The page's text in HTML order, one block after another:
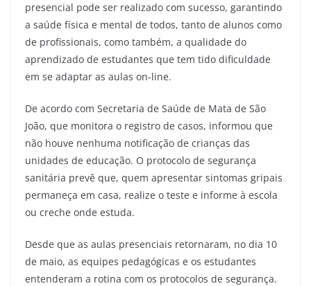
presencial pode ser realizado com sucesso, garantindo
a saúde física e mental de todos, tanto de alunos como
de profissionais, como também, a qualidade do
aprendizado de estudantes que tem tido dificuldade
em se adaptar as aulas on-line.
De acordo com Secretaria de Saúde de Mata de São
João, que monitora o registro de casos, informou que
não houve nenhuma notificação de crianças das
unidades de educação. O protocolo de segurança
sanitária prevê que, quem apresentar sintomas gripais
permaneça em casa, realize o teste e informe à escola
ou creche onde estuda.
Desde que as aulas presenciais retornaram, no dia 10
de maio, as equipes pedagógicas e os estudantes
entenderam a rotina com os protocolos de segurança.